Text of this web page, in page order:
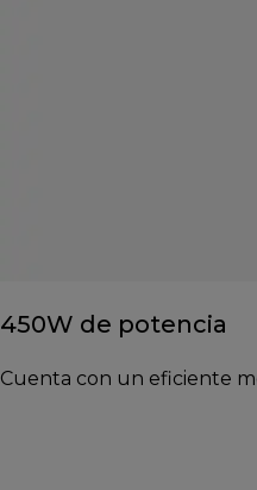
450W de potencia
Cuenta con un eficiente